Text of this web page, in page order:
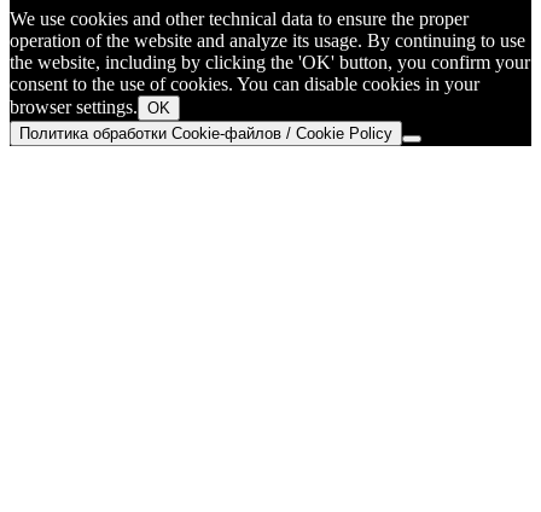
We use cookies and other technical data to ensure the proper
operation of the website and analyze its usage. By continuing to use
the website, including by clicking the 'OK' button, you confirm your
consent to the use of cookies. You can disable cookies in your
browser settings. OK
Политика обработки Cookie-файлов / Cookie Policy